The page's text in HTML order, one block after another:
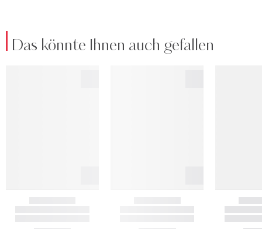
Das könnte Ihnen auch gefallen